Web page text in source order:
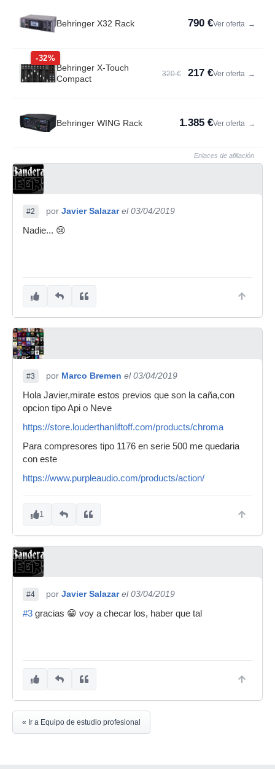
Behringer X32 Rack 790 €Ver oferta →
-32%
Behringer X-Touch
Compact
320 € 217 €Ver oferta →
Behringer WING Rack 1.385 €Ver oferta →
Enlaces de afiliación
#2 por Javier Salazar el 03/04/2019
Nadie... 😢
#3 por Marco Bremen el 03/04/2019
Hola Javier,mirate estos previos que son la caña,con
opcion tipo Api o Neve
https://store.louderthanliftoff.com/products/chroma
Para compresores tipo 1176 en serie 500 me quedaria
con este
https://www.purpleaudio.com/products/action/
1
#4 por Javier Salazar el 03/04/2019
#3 gracias 😁 voy a checar los, haber que tal
« Ir a Equipo de estudio profesional